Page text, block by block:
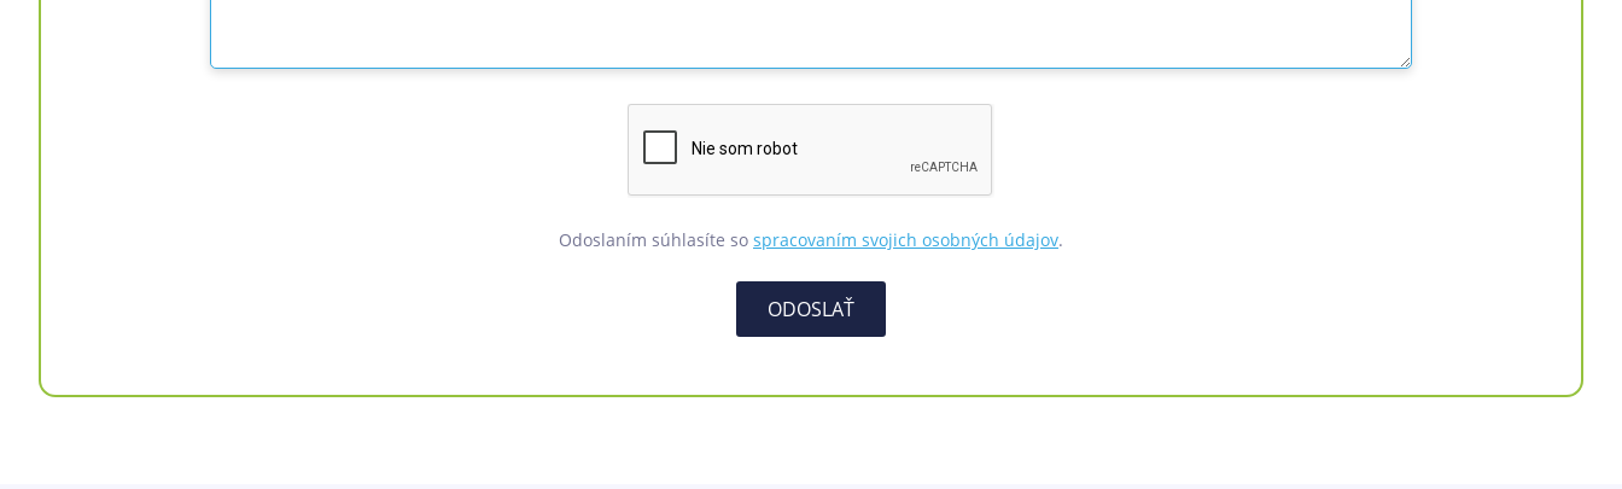
Odoslaním súhlasíte so spracovaním svojich osobných údajov.
ODOSLAŤ